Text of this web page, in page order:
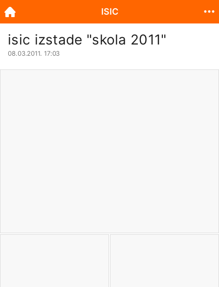
isic izstade "skola 2011"
08.03.2011. 17:03
ISIC